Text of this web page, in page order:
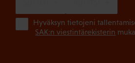
Hyväksyn tietojeni
SAK:n viestintärekisterin